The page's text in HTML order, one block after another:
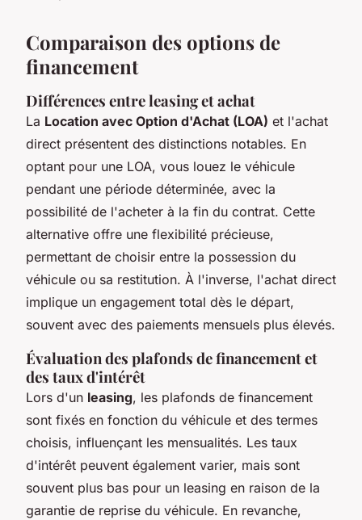
Comparaison des options de
financement
Différences entre leasing et achat
La Location avec Option d'Achat (LOA) et l'achat
direct présentent des distinctions notables. En
optant pour une LOA, vous louez le véhicule
pendant une période déterminée, avec la
possibilité de l'acheter à la fin du contrat. Cette
alternative offre une flexibilité précieuse,
permettant de choisir entre la possession du
véhicule ou sa restitution. À l'inverse, l'achat direct
implique un engagement total dès le départ,
souvent avec des paiements mensuels plus élevés.
Évaluation des plafonds de financement et
des taux d'intérêt
Lors d'un leasing, les plafonds de financement
sont fixés en fonction du véhicule et des termes
choisis, influençant les mensualités. Les taux
d'intérêt peuvent également varier, mais sont
souvent plus bas pour un leasing en raison de la
garantie de reprise du véhicule. En revanche,